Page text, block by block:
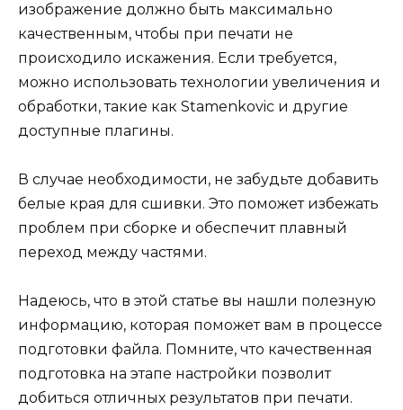
изображение должно быть максимально
качественным, чтобы при печати не
происходило искажения. Если требуется,
можно использовать технологии увеличения и
обработки, такие как Stamenkovic и другие
доступные плагины.
В случае необходимости, не забудьте добавить
белые края для сшивки. Это поможет избежать
проблем при сборке и обеспечит плавный
переход между частями.
Надеюсь, что в этой статье вы нашли полезную
информацию, которая поможет вам в процессе
подготовки файла. Помните, что качественная
подготовка на этапе настройки позволит
добиться отличных результатов при печати.